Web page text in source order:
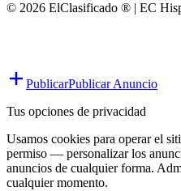
© 2026 ElClasificado ® | EC
PublicarPublicar Anuncio
Tus opciones de privacidad
Usamos cookies para operar el
permiso — personalizar los
anuncios de cualquier forma.
cualquier momento.